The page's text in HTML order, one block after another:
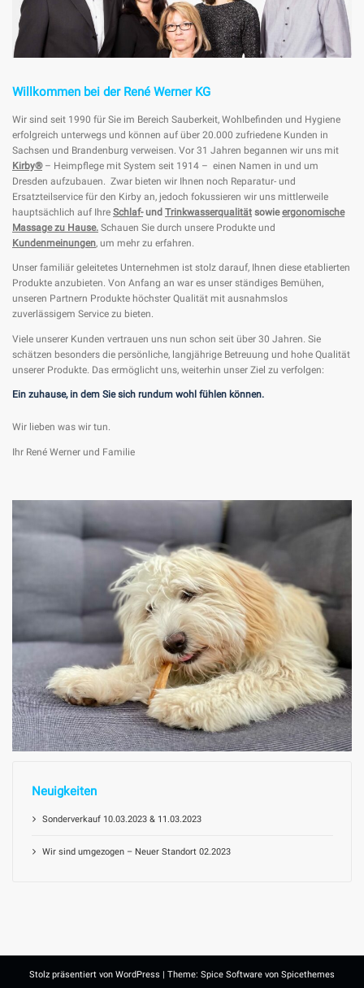
Willkommen bei der René Werner KG
Wir sind seit 1990 für Sie im Bereich Sauberkeit, Wohlbefinden und Hygiene
erfolgreich unterwegs und können auf über 20.000 zufriedene Kunden in
Sachsen und Brandenburg verweisen. Vor 31 Jahren begannen wir uns mit
Kirby®– Heimpflege mit System seit 1914 – einen Namen in und um
Dresden aufzubauen. Zwar bieten wir Ihnen noch Reparatur- und
Ersatzteilservice für den Kirby an, jedoch fokussieren wir uns mittlerweile
hauptsächlich auf Ihre Schlaf-und Trinkwasserqualität sowieergonomische
Massage zu Hause. Schauen Sie durch unsere Produkte und
Kundenmeinungen, um mehr zu erfahren.
Unser familiär geleitetes Unternehmen ist stolz darauf, Ihnen diese etablierten
Produkte anzubieten. Von Anfang an war es unser ständiges Bemühen,
unseren Partnern Produkte höchster Qualität mit ausnahmslos
zuverlässigem Service zu bieten.
Viele unserer Kunden vertrauen uns nun schon seit über 30 Jahren. Sie
schätzen besonders die persönliche, langjährige Betreuung und hohe Qualität
unserer Produkte. Das ermöglicht uns, weiterhin unser Ziel zu verfolgen:
Ein zuhause, in dem Sie sich rundum wohl fühlen können.
Wir lieben was wir tun.
Ihr René Werner und Familie
Neuigkeiten
Sonderverkauf 10.03.2023 & 11.03.2023
Wir sind umgezogen – Neuer Standort 02.2023
Stolz präsentiert von WordPress | Theme: Spice Software von Spicethemes